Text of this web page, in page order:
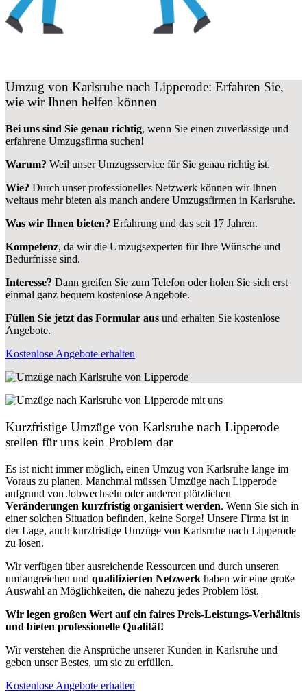
Umzug von Karlsruhe nach Lipperode: Erfahren Sie,
wie wir Ihnen helfen können
Bei uns sind Sie genau richtig, wenn Sie einen zuverlässige und
erfahrene Umzugsfirma suchen!
Warum? Weil unser Umzugsservice für Sie genau richtig ist.
Wie? Durch unser professionelles Netzwerk können wir Ihnen
weitaus mehr bieten als manch andere Umzugsfirmen in Karlsruhe.
Was wir Ihnen bieten? Erfahrung und das seit 17 Jahren.
Kompetenz, da wir die Umzugsexperten für Ihre Wünsche und
Bedürfnisse sind.
Interesse? Dann greifen Sie zum Telefon oder holen Sie sich erst
einmal ganz bequem kostenlose Angebote.
Füllen Sie jetzt das Formular aus und erhalten Sie kostenlose
Angebote.
Kostenlose Angebote erhalten
Kurzfristige Umzüge von Karlsruhe nach Lipperode
stellen für uns kein Problem dar
Es ist nicht immer möglich, einen Umzug von Karlsruhe lange im
Voraus zu planen. Manchmal müssen Umzüge nach Lipperode
aufgrund von Jobwechseln oder anderen plötzlichen
Veränderungen kurzfristig organisiert werden. Wenn Sie sich in
einer solchen Situation befinden, keine Sorge! Unsere Firma ist in
der Lage, auch kurzfristige Umzüge von Karlsruhe nach Lipperode
zu lösen.
Wir verfügen über ausreichende Ressourcen und durch unseren
umfangreichen und qualifizierten Netzwerk haben wir eine große
Auswahl an Möglichkeiten, die nahezu jedes Problem löst.
Wir legen großen Wert auf ein faires Preis-Leistungs-Verhältnis
und bieten professionelle Qualität!
Wir verstehen die Ansprüche unserer Kunden in Karlsruhe und
geben unser Bestes, um sie zu erfüllen.
Kostenlose Angebote erhalten